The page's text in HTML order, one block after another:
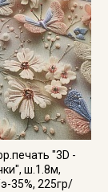
"3D -
ш.1.8м,
35%, 225гр/